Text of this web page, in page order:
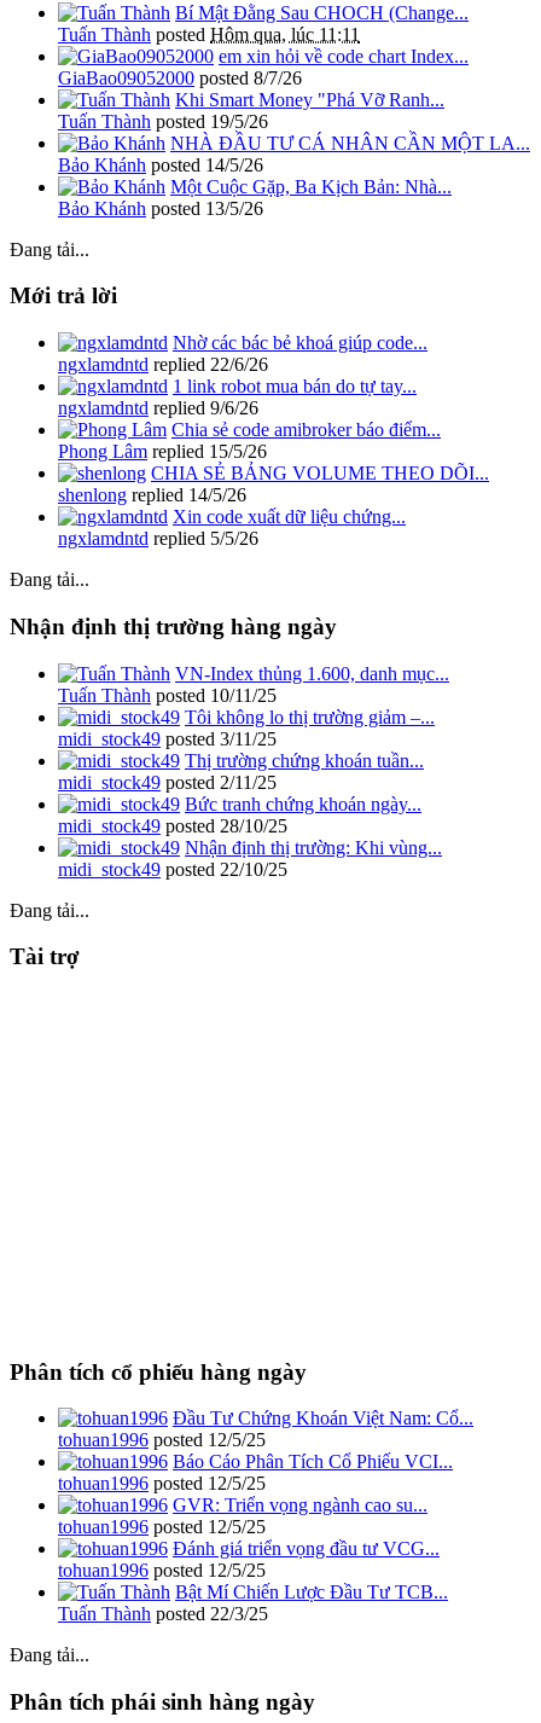
Bí Mật Đằng Sau CHOCH (Change...
Tuấn Thành posted Hôm qua, lúc 11:11
em xin hỏi về code chart Index...
GiaBao09052000 posted 8/7/26
Khi Smart Money "Phá Vỡ Ranh...
Tuấn Thành posted 19/5/26
NHÀ ĐẦU TƯ CÁ NHÂN CẦN MỘT LA...
Bảo Khánh posted 14/5/26
Một Cuộc Gặp, Ba Kịch Bản: Nhà...
Bảo Khánh posted 13/5/26
Đang tải...
Mới trả lời
Nhờ các bác bẻ khoá giúp code...
ngxlamdntd replied 22/6/26
1 link robot mua bán do tự tay...
ngxlamdntd replied 9/6/26
Chia sẻ code amibroker báo điểm...
Phong Lâm replied 15/5/26
CHIA SẺ BẢNG VOLUME THEO DÕI...
shenlong replied 14/5/26
Xin code xuất dữ liệu chứng...
ngxlamdntd replied 5/5/26
Đang tải...
Nhận định thị trường hàng ngày
VN-Index thủng 1.600, danh mục...
Tuấn Thành posted 10/11/25
Tôi không lo thị trường giảm –...
midi_stock49 posted 3/11/25
Thị trường chứng khoán tuần...
midi_stock49 posted 2/11/25
Bức tranh chứng khoán ngày...
midi_stock49 posted 28/10/25
Nhận định thị trường: Khi vùng...
midi_stock49 posted 22/10/25
Đang tải...
Tài trợ
Phân tích cổ phiếu hàng ngày
Đầu Tư Chứng Khoán Việt Nam: Cổ...
tohuan1996 posted 12/5/25
Báo Cáo Phân Tích Cổ Phiếu VCI...
tohuan1996 posted 12/5/25
GVR: Triển vọng ngành cao su...
tohuan1996 posted 12/5/25
Đánh giá triển vọng đầu tư VCG...
tohuan1996 posted 12/5/25
Bật Mí Chiến Lược Đầu Tư TCB...
Tuấn Thành posted 22/3/25
Đang tải...
Phân tích phái sinh hàng ngày